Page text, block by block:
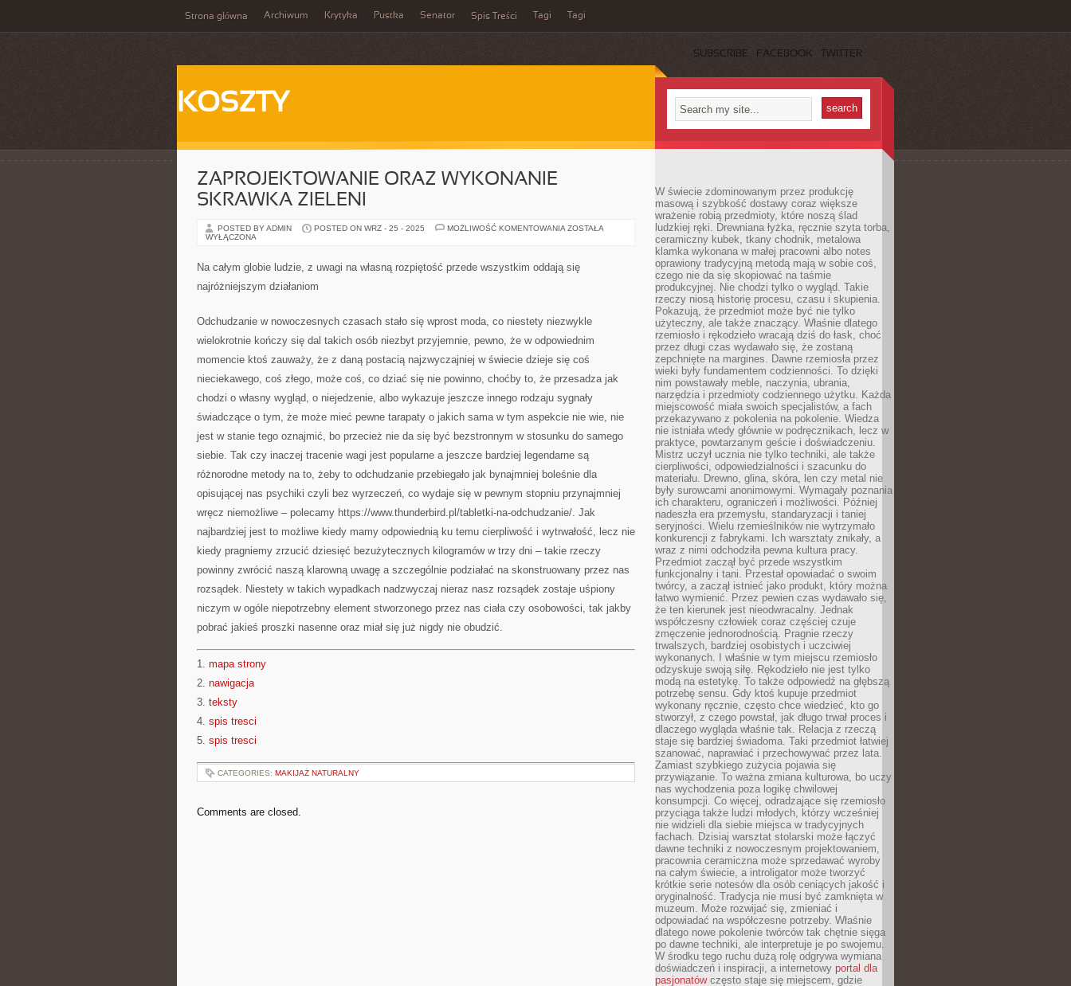
Strona główna Archiwum Krytyka Pustka Senator Spis Treści Tagi Tagi
SUBSCRIBE FACEBOOK TWITTER
KOSZTY
ZAPROJEKTOWANIE ORAZ WYKONANIE
SKRAWKA ZIELENI
POSTED BY ADMIN POSTED ON WRZ - 25 - 2025 MOŻLIWOŚĆ KOMENTOWANIA ZAPROJEKTOWANIE
ZIELENI
ZOSTAŁA
WYŁĄCZONA
Na całym globie ludzie, z uwagi na własną rozpiętość przede wszystkim oddają się
najróżniejszym działaniom
Odchudzanie w nowoczesnych czasach stało się wprost moda, co niestety niezwykle
wielokrotnie kończy się dal takich osób niezbyt przyjemnie, pewno, że w odpowiednim
momencie ktoś zauważy, że z daną postacią najzwyczajniej w świecie dzieje się coś
nieciekawego, coś złego, może coś, co dziać się nie powinno, choćby to, że przesadza jak
chodzi o własny wygląd, o niejedzenie, albo wykazuje jeszcze innego rodzaju sygnały
świadczące o tym, że może mieć pewne tarapaty o jakich sama w tym aspekcie nie wie, nie
jest w stanie tego oznajmić, bo przecież nie da się być bezstronnym w stosunku do samego
siebie. Tak czy inaczej tracenie wagi jest popularne a jeszcze bardziej legendarne są
różnorodne metody na to, żeby to odchudzanie przebiegało jak bynajmniej boleśnie dla
opisującej nas psychiki czyli bez wyrzeczeń, co wydaje się w pewnym stopniu przynajmniej
wręcz niemożliwe – polecamy https://www.thunderbird.pl/tabletki-na-odchudzanie/. Jak
najbardziej jest to możliwe kiedy mamy odpowiednią ku temu cierpliwość i wytrwałość, lecz nie
kiedy pragniemy zrzucić dziesięć bezużytecznych kilogramów w trzy dni – takie rzeczy
powinny zwrócić naszą klarowną uwagę a szczególnie podziałać na skonstruowany przez nas
rozsądek. Niestety w takich wypadkach nadzwyczaj nieraz nasz rozsądek zostaje uśpiony
niczym w ogóle niepotrzebny element stworzonego przez nas ciała czy osobowości, tak jakby
pobrać jakieś proszki nasenne oraz miał się już nigdy nie obudzić.
1. mapa strony
2. nawigacja
3. teksty
4. spis tresci
5. spis tresci
CATEGORIES: MAKIJAŻ NATURALNY
Comments are closed.
W świecie zdominowanym przez produkcję
masową i szybkość dostawy coraz większe
wrażenie robią przedmioty, które noszą ślad
ludzkiej ręki. Drewniana łyżka, ręcznie szyta torba,
ceramiczny kubek, tkany chodnik, metalowa
klamka wykonana w małej pracowni albo notes
oprawiony tradycyjną metodą mają w sobie coś,
czego nie da się skopiować na taśmie
produkcyjnej. Nie chodzi tylko o wygląd. Takie
rzeczy niosą historię procesu, czasu i skupienia.
Pokazują, że przedmiot może być nie tylko
użyteczny, ale także znaczący. Właśnie dlatego
rzemiosło i rękodzieło wracają dziś do łask, choć
przez długi czas wydawało się, że zostaną
zepchnięte na margines. Dawne rzemiosła przez
wieki były fundamentem codzienności. To dzięki
nim powstawały meble, naczynia, ubrania,
narzędzia i przedmioty codziennego użytku. Każda
miejscowość miała swoich specjalistów, a fach
przekazywano z pokolenia na pokolenie. Wiedza
nie istniała wtedy głównie w podręcznikach, lecz w
praktyce, powtarzanym geście i doświadczeniu.
Mistrz uczył ucznia nie tylko techniki, ale także
cierpliwości, odpowiedzialności i szacunku do
materiału. Drewno, glina, skóra, len czy metal nie
były surowcami anonimowymi. Wymagały poznania
ich charakteru, ograniczeń i możliwości. Później
nadeszła era przemysłu, standaryzacji i taniej
seryjności. Wielu rzemieślników nie wytrzymało
konkurencji z fabrykami. Ich warsztaty znikały, a
wraz z nimi odchodziła pewna kultura pracy.
Przedmiot zaczął być przede wszystkim
funkcjonalny i tani. Przestał opowiadać o swoim
twórcy, a zaczął istnieć jako produkt, który można
łatwo wymienić. Przez pewien czas wydawało się,
że ten kierunek jest nieodwracalny. Jednak
współczesny człowiek coraz częściej czuje
zmęczenie jednorodnością. Pragnie rzeczy
trwalszych, bardziej osobistych i uczciwiej
wykonanych. I właśnie w tym miejscu rzemiosło
odzyskuje swoją siłę. Rękodzieło nie jest tylko
modą na estetykę. To także odpowiedź na głębszą
potrzebę sensu. Gdy ktoś kupuje przedmiot
wykonany ręcznie, często chce wiedzieć, kto go
stworzył, z czego powstał, jak długo trwał proces i
dlaczego wygląda właśnie tak. Relacja z rzeczą
staje się bardziej świadoma. Taki przedmiot łatwiej
szanować, naprawiać i przechowywać przez lata.
Zamiast szybkiego zużycia pojawia się
przywiązanie. To ważna zmiana kulturowa, bo uczy
nas wychodzenia poza logikę chwilowej
konsumpcji. Co więcej, odradzające się rzemiosło
przyciąga także ludzi młodych, którzy wcześniej
nie widzieli dla siebie miejsca w tradycyjnych
fachach. Dzisiaj warsztat stolarski może łączyć
dawne techniki z nowoczesnym projektowaniem,
pracownia ceramiczna może sprzedawać wyroby
na całym świecie, a introligator może tworzyć
krótkie serie notesów dla osób ceniących jakość i
oryginalność. Tradycja nie musi być zamknięta w
muzeum. Może rozwijać się, zmieniać i
odpowiadać na współczesne potrzeby. Właśnie
dlatego nowe pokolenie twórców tak chętnie sięga
po dawne techniki, ale interpretuje je po swojemu.
W środku tego ruchu dużą rolę odgrywa wymiana
doświadczeń i inspiracji, a internetowy portal dla
pasjonatówczęsto staje się miejscem, gdzie